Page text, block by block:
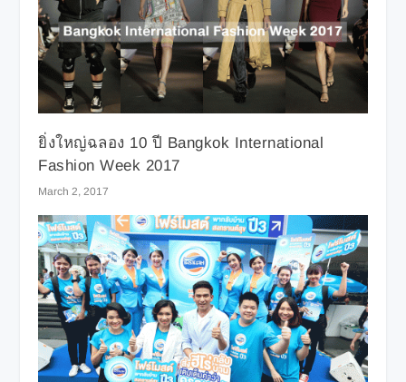
ยิ่งใหญ่ฉลอง 10 ปี Bangkok International
Fashion Week 2017
March 2, 2017